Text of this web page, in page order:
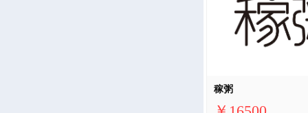
稼粥